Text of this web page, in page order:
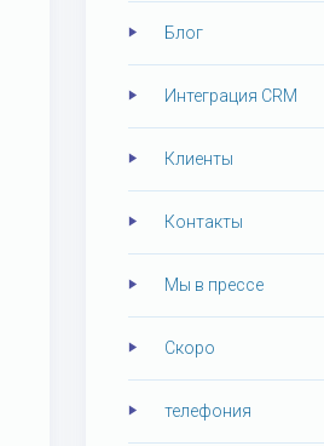
Блог
Интеграция CRM
Клиенты
Контакты
Мы в прессе
Скоро
телефония